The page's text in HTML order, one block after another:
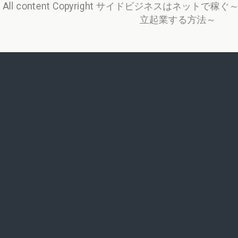
All content Copyright サイドビジネスはネットで稼ぐ
立起業する方法～